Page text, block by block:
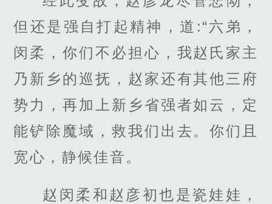
但还是强自打起精神，道:“六弟，
闵柔，你们不必担心，我赵氏家主
乃新乡的巡抚，赵家还有其他三府
势力，再加上新乡省强者如云，定
能铲除魔域，救我们出去。你们且
宽心，静候佳音。
赵闵柔和赵彦初也是瓷娃娃，